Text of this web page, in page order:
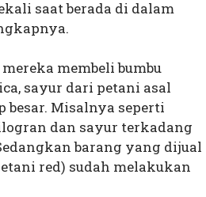
saat berada di dalam
membeli bumbu
sayur dari petani asal
besar. Misalnya seperti
dan sayur terkadang
barang yang dijual
red) sudah melakukan